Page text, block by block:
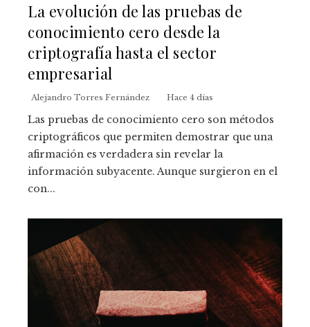
La evolución de las pruebas de
conocimiento cero desde la
criptografía hasta el sector
empresarial
Alejandro Torres Fernández Hace 4 días
Las pruebas de conocimiento cero son métodos
criptográficos que permiten demostrar que una
afirmación es verdadera sin revelar la
información subyacente. Aunque surgieron en el
con...